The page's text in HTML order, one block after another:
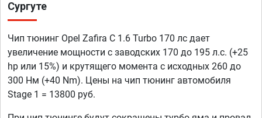
Сургуте
Чип тюнинг Opel Zafira C 1.6 Turbo 170 лс дает
увеличение мощности с заводских 170 до 195 л.с. (+25
hp или 15%) и крутящего момента с исходных 260 до
300 Нм (+40 Nm). Цены на чип тюнинг автомобиля
Stage 1 = 13800 руб.